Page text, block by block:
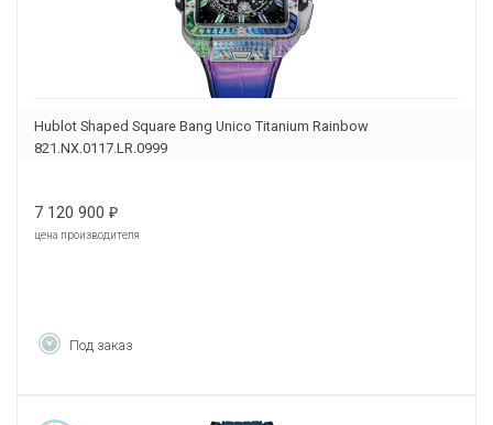
Hublot Shaped Square Bang Unico Titanium Rainbow
821.NX.0117.LR.0999
7 120 900 ₽
цена производителя
Под заказ